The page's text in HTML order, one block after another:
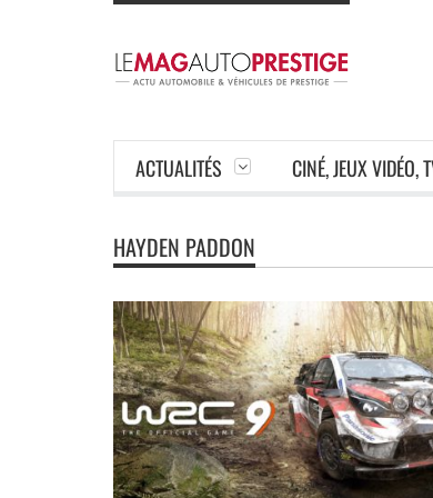
ACTUALITÉS CINÉ, JEUX VIDÉO,
HAYDEN PADDON